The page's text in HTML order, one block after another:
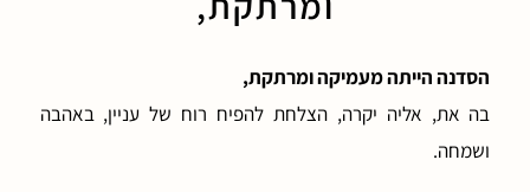
הסדנה הייתה מעמיקה ומרתקת,
בה את, אליה יקרה, הצלחת להפיח רוח של עניין, באהבה
ושמחה.